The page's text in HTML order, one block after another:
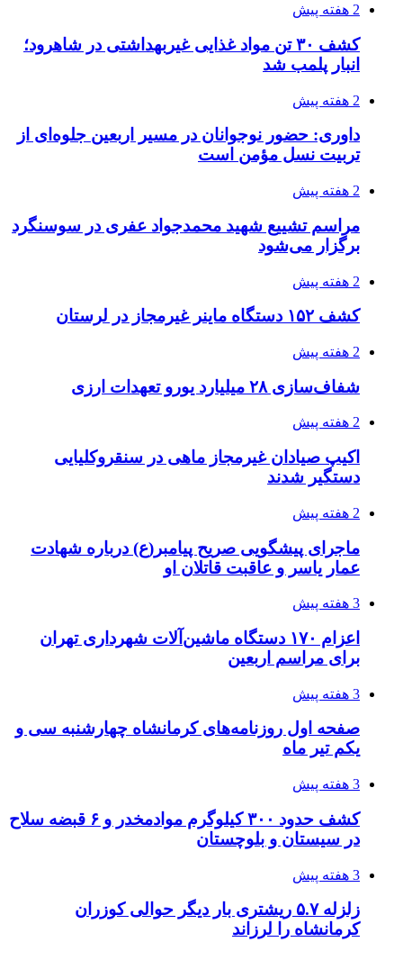
2 هفته پیش
کشف ۳۰ تن مواد غذایی غیربهداشتی در شاهرود؛
انبار پلمب شد
2 هفته پیش
داوری: حضور نوجوانان در مسیر اربعین جلوه‌ای از
تربیت نسل مؤمن است
2 هفته پیش
مراسم تشییع شهید محمدجواد عفری در سوسنگرد
برگزار می‌شود
2 هفته پیش
کشف ۱۵۲ دستگاه ماینر غیرمجاز در لرستان
2 هفته پیش
شفاف‌سازی ۲۸ میلیارد یورو تعهدات ارزی
2 هفته پیش
اکیپ صیادان غیرمجاز ماهی در سنقروکلیایی
دستگیر شدند
2 هفته پیش
ماجرای پیشگویی صریح پیامبر(ع) درباره شهادت
عمار یاسر و عاقبت قاتلان او
3 هفته پیش
اعزام ۱۷۰ دستگاه ماشین‌آلات شهرداری تهران
برای مراسم اربعین
3 هفته پیش
صفحه اول روزنامه‌های کرمانشاه چهارشنبه سی و
یکم تیر ماه
3 هفته پیش
کشف حدود ۳۰۰ کیلوگرم موادمخدر و ۶ قبضه سلاح
در سیستان و بلوچستان
3 هفته پیش
زلزله ۵.۷ ریشتری بار دیگر حوالی کوزران
کرمانشاه را لرزاند